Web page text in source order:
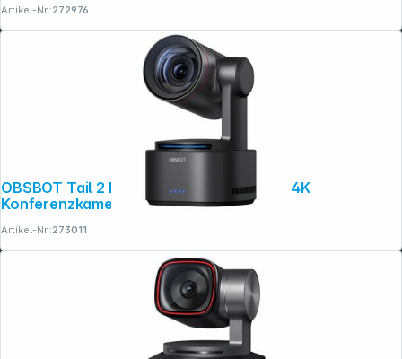
Artikel-Nr.:272976
OBSBOT Tail 2 PowerUp Combo mit NDI, 4K
Konferenzkamera
Artikel-Nr.:273011